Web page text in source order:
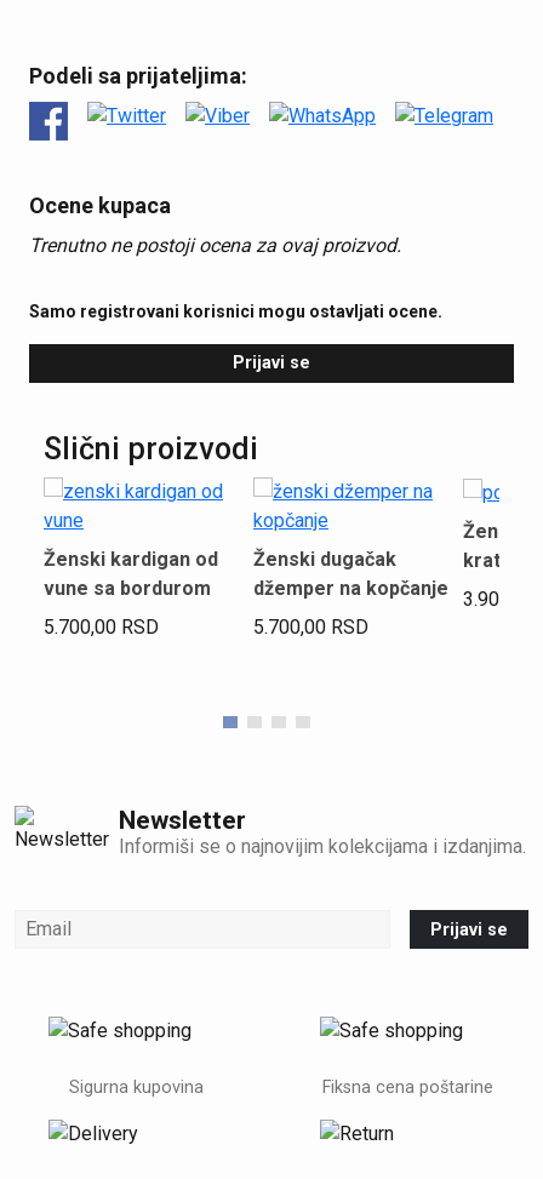
Podeli sa prijateljima:
Ocene kupaca
Trenutno ne postoji ocena za ovaj proizvod.
Samo registrovani korisnici mogu ostavljati ocene.
Prijavi se
Slični proizvodi
Ženski kardigan od
vune sa bordurom
5.700,00 RSD
Ženski dugačak
džemper na kopčanje
5.700,00 RSD
Ženska
kratkim
3.900,00
Newsletter
Informiši se o najnovijim kolekcijama i izdanjima.
Prijavi se
Sigurna kupovina Fiksna cena poštarine